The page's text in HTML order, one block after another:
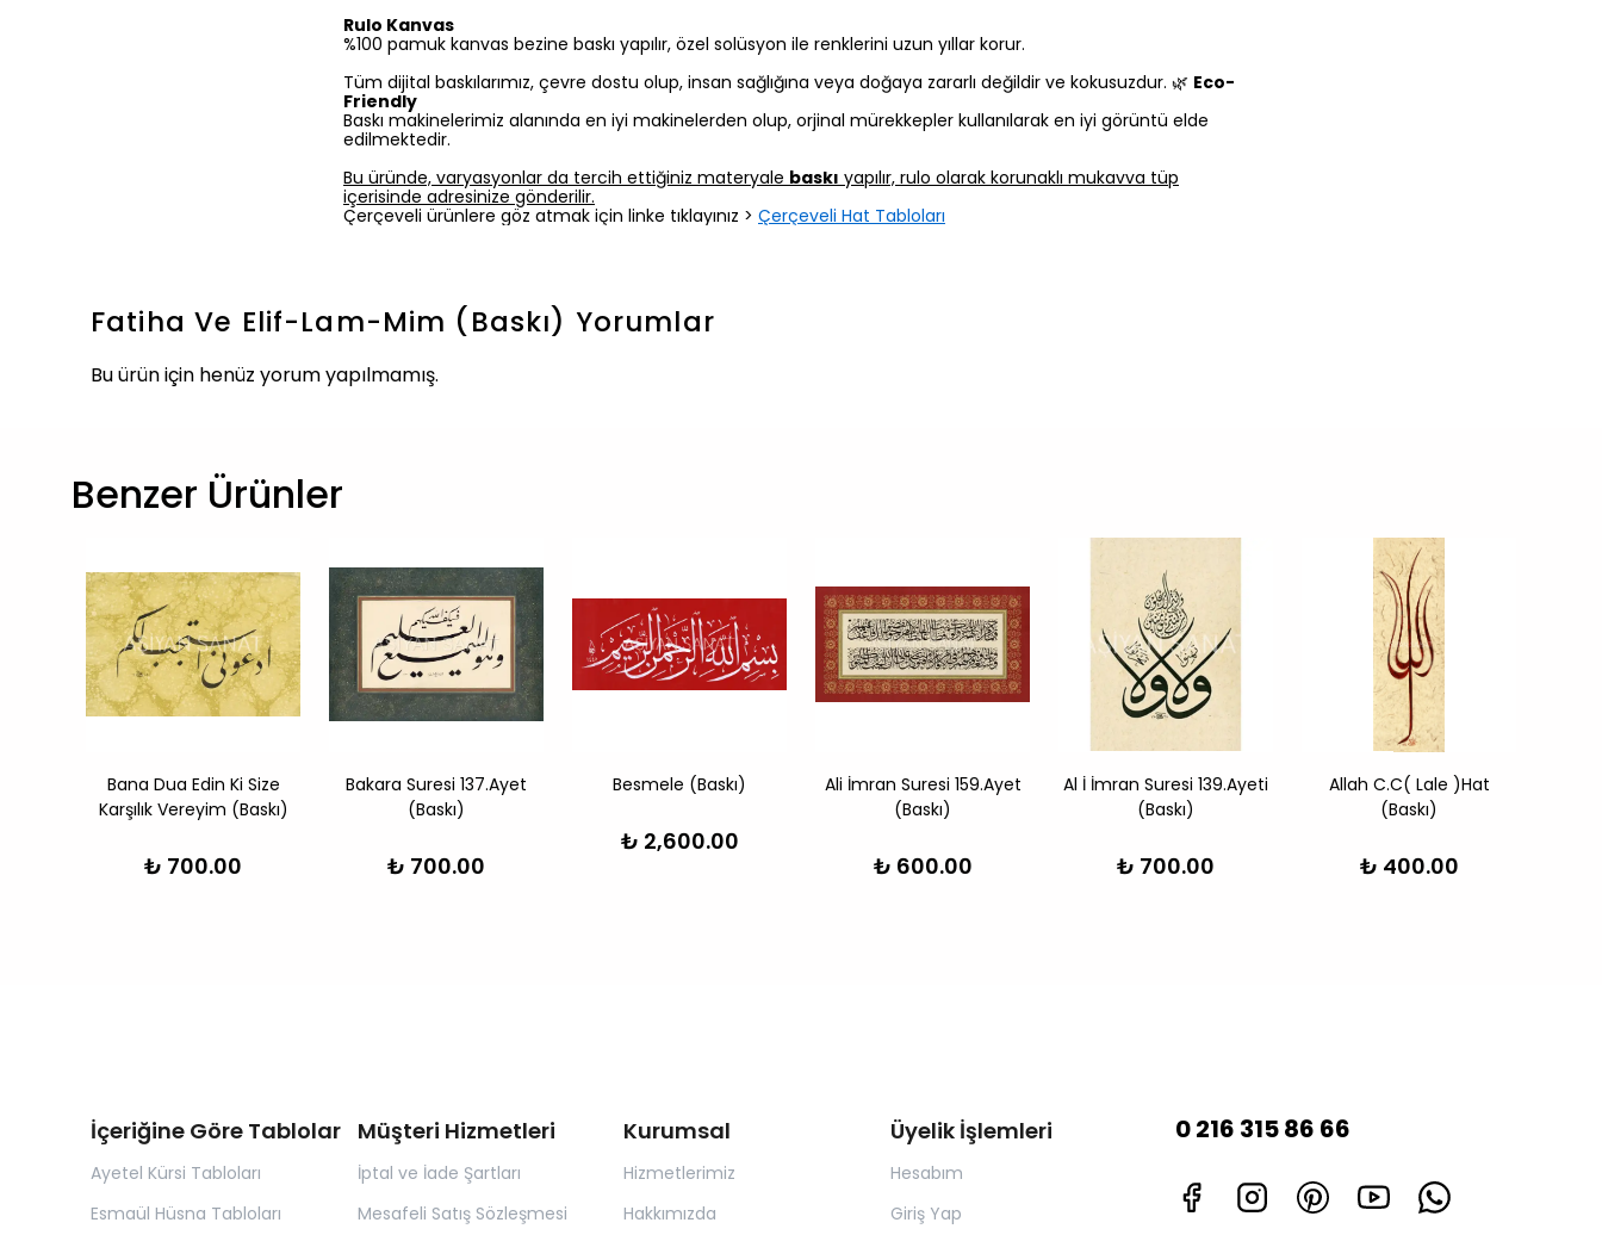
Rulo Kanvas
%100 pamuk kanvas bezine baskı yapılır, özel solüsyon ile renklerini uzun yıllar korur.
Tüm dijital baskılarımız, çevre dostu olup, insan sağlığına veya doğaya zararlı değildir ve kokusuzdur. 🌿 Eco-
Friendly
Baskı makinelerimiz alanında en iyi makinelerden olup, orjinal mürekkepler kullanılarak en iyi görüntü elde
edilmektedir.
Bu üründe, varyasyonlar da tercih ettiğiniz materyale baskı yapılır, rulo olarak korunaklı mukavva tüp
içerisinde adresinize gönderilir.
Çerçeveli ürünlere göz atmak için linke tıklayınız > Çerçeveli Hat Tabloları
Fatiha Ve Elif-Lam-Mim (Baskı) Yorumlar
Bu ürün için henüz yorum yapılmamış.
Benzer Ürünler
Bana Dua Edin Ki Size
Karşılık Vereyim (Baskı)
₺ 700.00
Bakara Suresi 137.Ayet
(Baskı)
₺ 700.00
Besmele (Baskı)
₺ 2,600.00
Ali İmran Suresi 159.Ayet
(Baskı)
₺ 600.00
Al İ İmran Suresi 139.Ayeti
(Baskı)
₺ 700.00
Allah C.C( Lale )Hat
(Baskı)
₺ 400.00
İçeriğine Göre Tablolar
Ayetel Kürsi Tabloları
Esmaül Hüsna Tabloları
Müşteri Hizmetleri
İptal ve İade Şartları
Mesafeli Satış Sözleşmesi
Kurumsal
Hizmetlerimiz
Hakkımızda
Üyelik İşlemleri
Hesabım
Giriş Yap
0 216 315 86 66